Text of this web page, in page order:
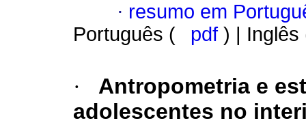
· resumo em
Português (
pdf ) |
·
Antropometria e
adolescentes no